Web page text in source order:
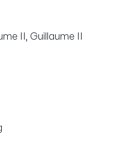
II, Guillaume II